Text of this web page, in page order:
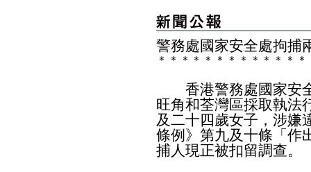
警務處國家安全處拘捕
＊ ＊ ＊ ＊ ＊ ＊ ＊ ＊ ＊ ＊ ＊ ＊ ＊
香港警務處國家安全
旺角和荃灣區採取執法
及二十四歲女子，涉嫌
條例》第九及十條「作
捕人現正被扣留調查。